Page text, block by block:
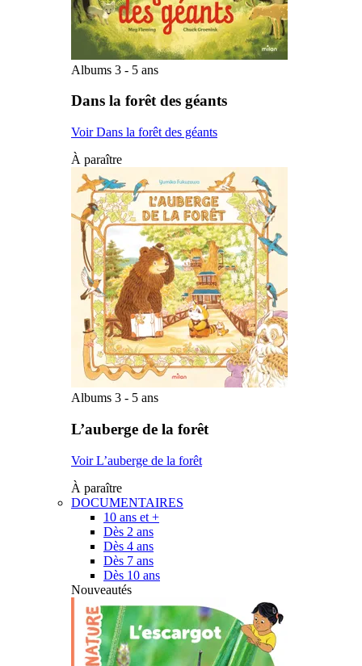
Albums 3 - 5 ans
Dans la forêt des géants
Voir Dans la forêt des géants
À paraître
Albums 3 - 5 ans
L’auberge de la forêt
Voir L’auberge de la forêt
À paraître
DOCUMENTAIRES
10 ans et +
Dès 2 ans
Dès 4 ans
Dès 7 ans
Dès 10 ans
Nouveautés